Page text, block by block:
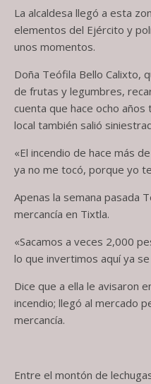
La alcaldesa llegó a esta
elementos del Ejército y
unos momentos.
Doña Teófila Bello Calixto,
de frutas y legumbres,
cuenta que hace ocho años
local también salió
«El incendio de hace más
ya no me tocó, porque yo
Apenas la semana pasada
mercancía en Tixtla.
«Sacamos a veces 2,000
lo que invertimos aquí ya
Dice que a ella le avisaron
incendio; llegó al mercado
mercancía.
Entre el montón de